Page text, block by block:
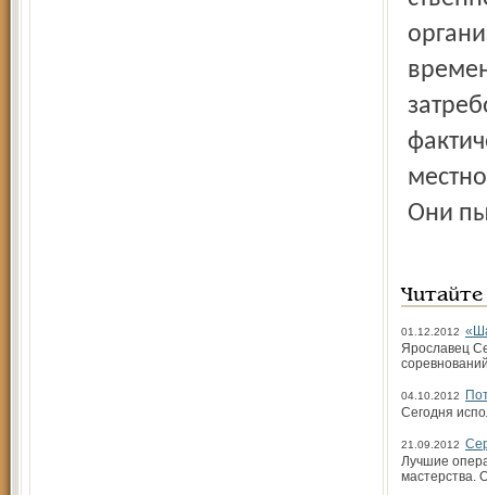
Они
01.12.2012
Ярославец
04.10.2012
Сегодня
21.09.2012
Лучшие
мастерства.